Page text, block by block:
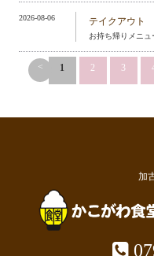
2026-08-06 テイクアウト
お持ち帰りメニュ
< 1 2 3
加